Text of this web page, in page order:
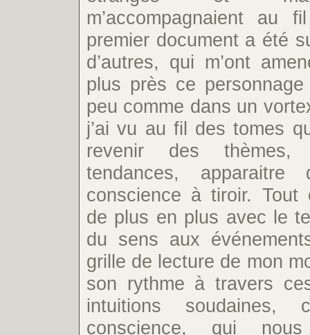
m’accompagnaient au
premier document a été
d’autres, qui m’ont
plus près ce
peu comme dans un
j’ai vu au fil des tomes
revenir des thèmes,
tendances,
conscience à tiroir. Tout
de plus en plus avec le
du sens aux
grille de lecture de mon
son rythme à travers
intuitions
conscience, qui